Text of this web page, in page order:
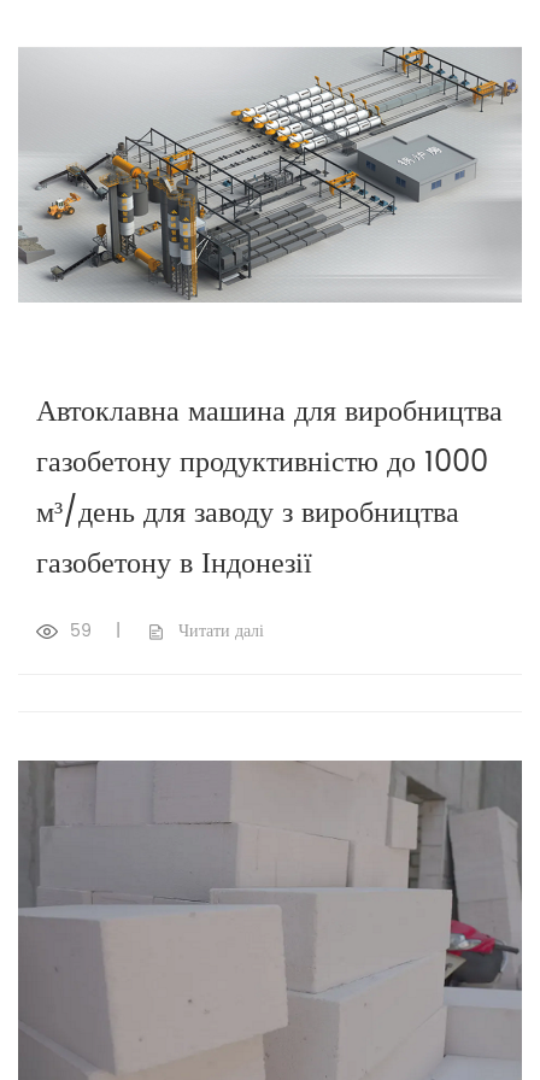
Автоклавна машина для виробництва
газобетону продуктивністю до 1000
м³/день для заводу з виробництва
газобетону в Індонезії
59 | Читати далі